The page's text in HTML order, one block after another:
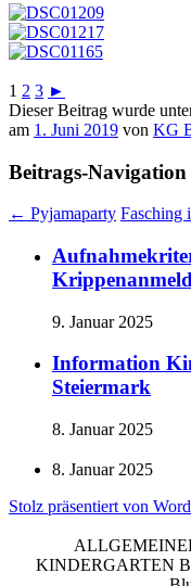
1 2 3 ►
Dieser Beitrag wurde
am 1. Juni 2019 von KG
Beitrags-Navigation
← Pyjamaparty Fasching
9. Januar 2025
Information
Steiermark
8. Januar 2025
8. Januar 2025
Stolz präsentiert von
KINDERGARTEN